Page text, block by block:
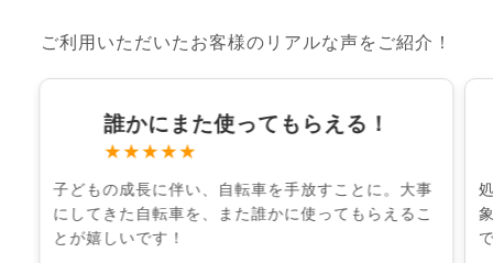
ご利用いただいたお客様のリアルな声をご紹介！
誰かにまた使ってもらえる！
★★★★★
子どもの成長に伴い、自転車を手放すことに。大事
にしてきた自転車を、また誰かに使ってもらえるこ
とが嬉しいです！